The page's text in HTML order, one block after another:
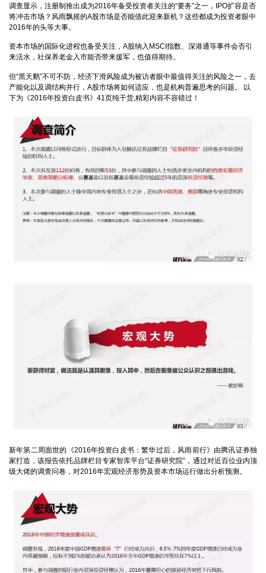
调查显示，注册制推出成为2016年备受投资者关注的“要务”之一，IPO扩容是否
将冲击市场？风雨飘摇的A股市场是否能借此迎来新机？这些都成为投资者眼中
2016年的头等大事。
资本市场的国际化进程也备受关注，A股纳入MSCI指数、深港通等事件会否引
来活水，社保养老金入市能否带来援军，也值得期待。
但“黑天鹅”不可不防，经济下滑风险成为被访者眼中最值得关注的风险之一，去
产能化以及调结构并行，A股市场将如何适应，也是机构普遍思考的问题。 以
下为《2016年投资白皮书》41页纯干货,精彩内容不容错过！
新年第二周面世的《2016年投资白皮书：繁华过后，风雨前行》由腾讯证券独
家打造，该报告依托品牌栏目专家智库平台“证券研究院”，通过对近百位业内顶
级大佬的调查问卷，对2016年宏观经济形势及资本市场运行做出分析预测。